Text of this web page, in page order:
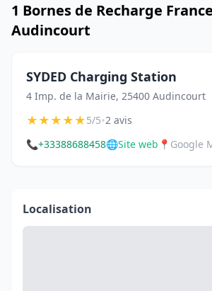
1 Bornes de Recharge
Audincourt
SYDED Charging Station
4 Imp. de la Mairie, 25400 Audincourt
★★★★★5/5•2 avis
📞+33388688458🌐Site web 📍 Google
Localisation